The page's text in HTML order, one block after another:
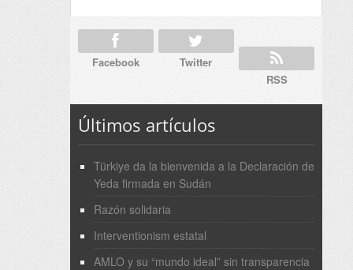
Facebook
Twitter
RSS
Últimos artículos
Türkiye da la bienvenida a la Declaración de
Yeda firmada en Sudán
Razón solidaria
Interventionism estatal
AMLO y su “mundo ideal” sin transparencia